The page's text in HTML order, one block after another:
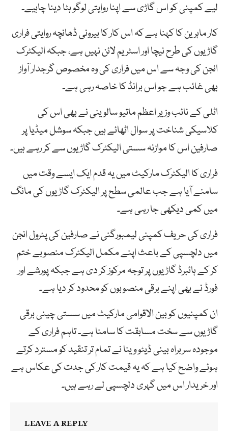
لیے کمپنی کو اس گاڑی سے اپنا روایتی لوگو ہٹا دینا چاہیے۔
کار ماہرین کا کہنا ہے کہ اس کار کا بیرونی ڈھانچہ روایتی فراری
گاڑیوں کی طرح نیچا اور اسٹریم لائن نہیں ہے، جبکہ الیکٹرک
انجن کی وجہ سے اس میں فراری کی وہ مخصوص گرجدار آواز
بھی غائب ہے جو اس برانڈ کا خاصہ رہی ہے۔
اٹلی کے نائب وزیر اعظم ماتیو سالوینی نے بھی اس کی
کلاسیکی شناخت پر سوال اٹھائے ہیں جبکہ سوشل میڈیا پر
صارفین اس کا موازنہ سستی الیکٹرک گاڑیوں سے کر رہے ہیں۔
فراری کا الیکٹرک مارکیٹ میں یہ قدم ایک ایسے وقت میں
سامنے آیا ہے جب عالمی سطح پر الیکٹرک گاڑیوں کی مانگ
میں کمی دیکھی جا رہی ہے۔
فراری کی حریف کمپنی لیمبورگنی نے صارفین کی پٹرول انجن
میں دلچسپی کے باعث اپنے مکمل الیکٹرک منصوبے ختم
کر کے ہائبرڈ گاڑیوں پر توجہ مرکوز کر دی ہے جبکہ پورشے اور
فورڈ نے بھی اپنے برقی منصوبوں کو محدود کر دیا ہے۔
ان کمپنیوں کو بین الاقوامی مارکیٹ میں سستی چینی برقی
گاڑیوں سے سخت مسابقت کا سامنا ہے۔ تاہم فراری کے
موجودہ سربراہ بینی ڈیٹو وینا نے تمام تر تنقید کو مسترد کرتے
ہوئے واضح کیا ہے کہ یہ قیمت کار کی جدت کی عکاس ہے
اور خریدار اس میں گہری دلچسپی لے رہے ہیں۔
LEAVE A REPLY